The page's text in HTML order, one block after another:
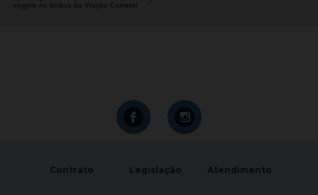
Contrato Legislação Atendimento